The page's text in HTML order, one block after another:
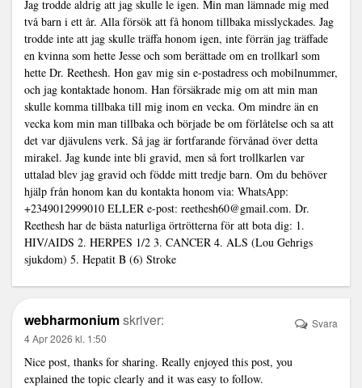
Jag trodde aldrig att jag skulle le igen. Min man lämnade mig med
två barn i ett år. Alla försök att få honom tillbaka misslyckades. Jag
trodde inte att jag skulle träffa honom igen, inte förrän jag träffade
en kvinna som hette Jesse och som berättade om en trollkarl som
hette Dr. Reethesh. Hon gav mig sin e-postadress och mobilnummer,
och jag kontaktade honom. Han försäkrade mig om att min man
skulle komma tillbaka till mig inom en vecka. Om mindre än en
vecka kom min man tillbaka och började be om förlåtelse och sa att
det var djävulens verk. Så jag är fortfarande förvånad över detta
mirakel. Jag kunde inte bli gravid, men så fort trollkarlen var
uttalad blev jag gravid och födde mitt tredje barn. Om du behöver
hjälp från honom kan du kontakta honom via: WhatsApp:
+2349012999010 ELLER e-post: reethesh60@gmail.com. Dr.
Reethesh har de bästa naturliga örtrötterna för att bota dig: 1.
HIV/AIDS 2. HERPES 1/2 3. CANCER 4. ALS (Lou Gehrigs
sjukdom) 5. Hepatit B (6) Stroke
webharmoniumskriver:
4 Apr 2026 kl. 1:50
Nice post, thanks for sharing. Really enjoyed this post, you
explained the topic clearly and it was easy to follow.
Svara